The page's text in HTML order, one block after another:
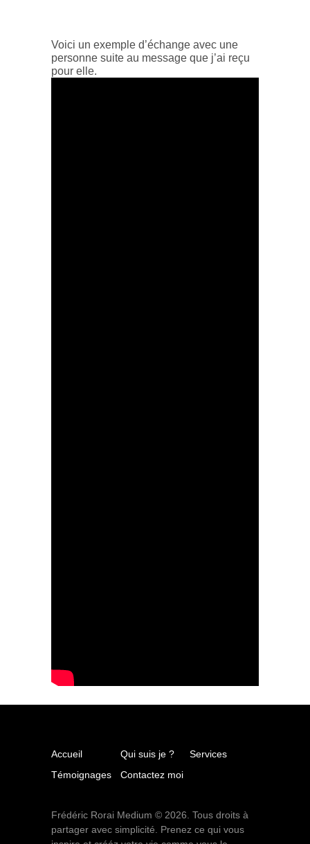
Voici un exemple d’échange avec une
personne suite au message que j’ai reçu
pour elle.
Accueil Qui suis je ?
Services
Témoignages
Contactez moi
Frédéric Rorai Medium © 2026. Tous droits à
partager avec simplicité. Prenez ce qui vous